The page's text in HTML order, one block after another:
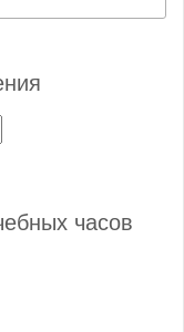
часов